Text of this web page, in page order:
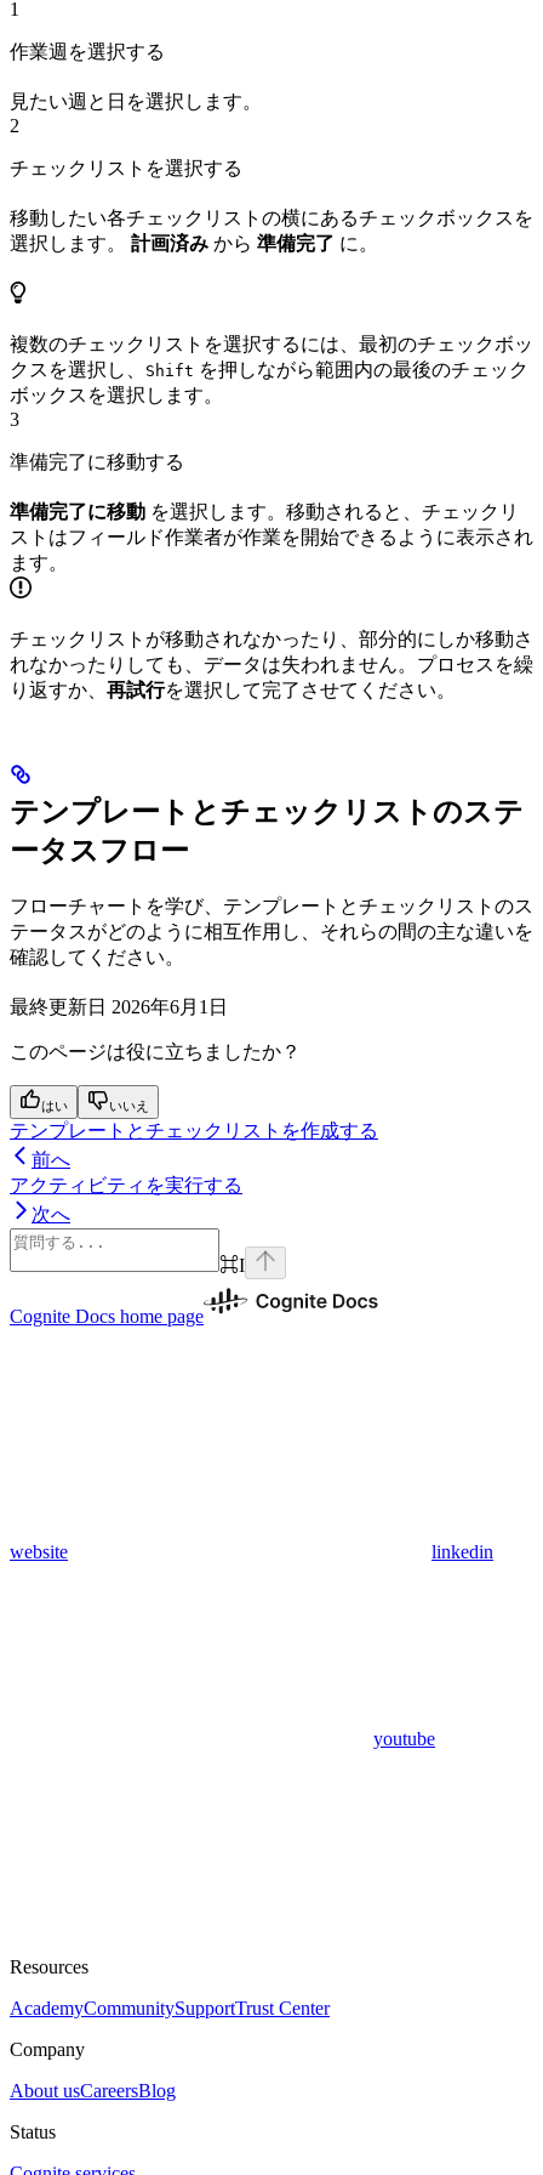
1
作業週を選択する
見たい週と日を選択します。
2
チェックリストを選択する
移動したい各チェックリストの横にあるチェックボックスを
選択します。 計画済み から 準備完了 に。
複数のチェックリストを選択するには、最初のチェックボッ
クスを選択し、
Shift を押しながら範囲内の最後のチェック
ボックスを選択します。
3
準備完了に移動する
準備完了に移動 を選択します。移動されると、チェックリ
ストはフィールド作業者が作業を開始できるように表示され
ます。
チェックリストが移動されなかったり、部分的にしか移動さ
れなかったりしても、データは失われません。プロセスを繰
り返すか、 再試行を選択して完了させてください。
テンプレートとチェックリストのステ
ータスフロー
フローチャートを学び、テンプレートとチェックリストのス
テータスがどのように相互作用し、それらの間の主な違いを
確認してください。
最終更新日 2026年6月1日
このページは役に立ちましたか？
はい いいえ
テンプレートとチェックリストを作成する
前へ
アクティビティを実行する
次へ
⌘I
Cognite Docs home page
website linkedin
youtube
Resources
AcademyCommunitySupportTrust Center
Company
About usCareersBlog
Status